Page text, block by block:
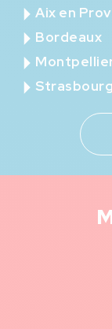
Aix en
Bordeaux
Strasbourg